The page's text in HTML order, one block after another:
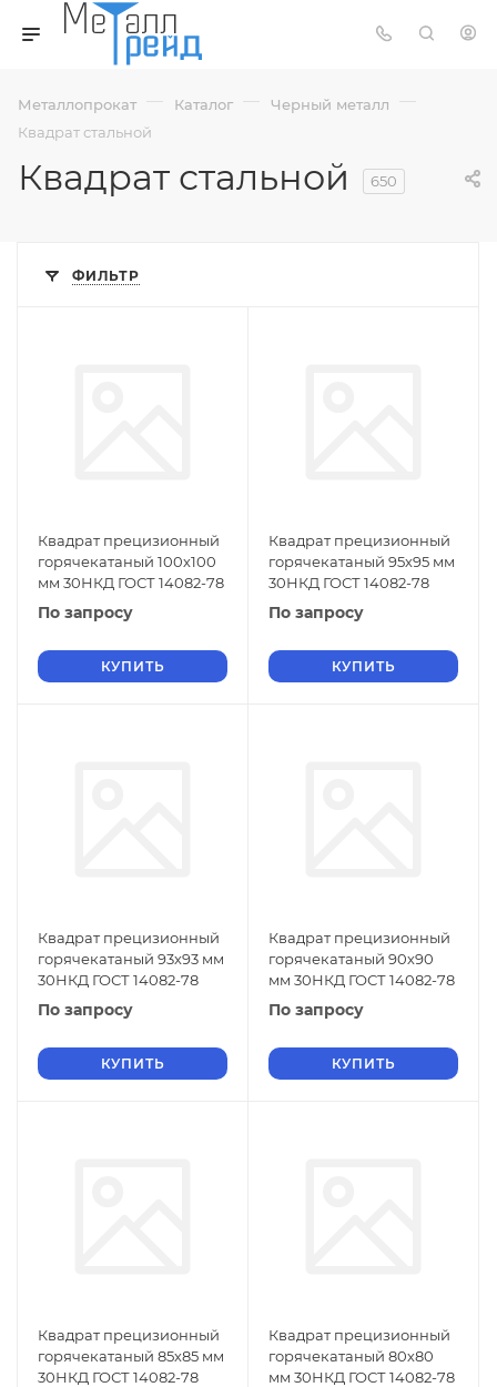
Металлопрокат — Каталог — Черный металл —
Квадрат стальной
Квадрат стальной 650
ФИЛЬТР
Квадрат прецизионный
горячекатаный 100х100
мм 30НКД ГОСТ 14082-78
По запросу
КУПИТЬ
Квадрат прецизионный
горячекатаный 95х95 мм
30НКД ГОСТ 14082-78
По запросу
КУПИТЬ
Квадрат прецизионный
горячекатаный 93х93 мм
30НКД ГОСТ 14082-78
По запросу
КУПИТЬ
Квадрат прецизионный
горячекатаный 90х90
мм 30НКД ГОСТ 14082-78
По запросу
КУПИТЬ
Квадрат прецизионный
горячекатаный 85х85 мм
30НКД ГОСТ 14082-78
Квадрат прецизионный
горячекатаный 80х80
мм 30НКД ГОСТ 14082-78